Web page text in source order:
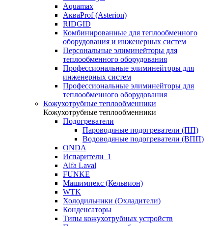
Aquamax
АкваProf (Asterion)
RIDGID
Комбинированные для теплообменного
оборудования и инженерных систем
Персональные элиминейторы для
теплообменного оборудования
Профессиональные элиминейторы для
инженерных систем
Профессиональные элиминейторы для
теплообменного оборудования
Кожухотрубные теплообменники
Кожухотрубные теплообменники
Подогреватели
Пароводяные подогреватели (ПП)
Водоводяные подогреватели (ВПП)
ONDA
Испарители_1
Alfa Laval
FUNKE
Машимпекс (Кельвион)
WTK
Холодильники (Охладители)
Конденсаторы
Типы кожухотрубных устройств